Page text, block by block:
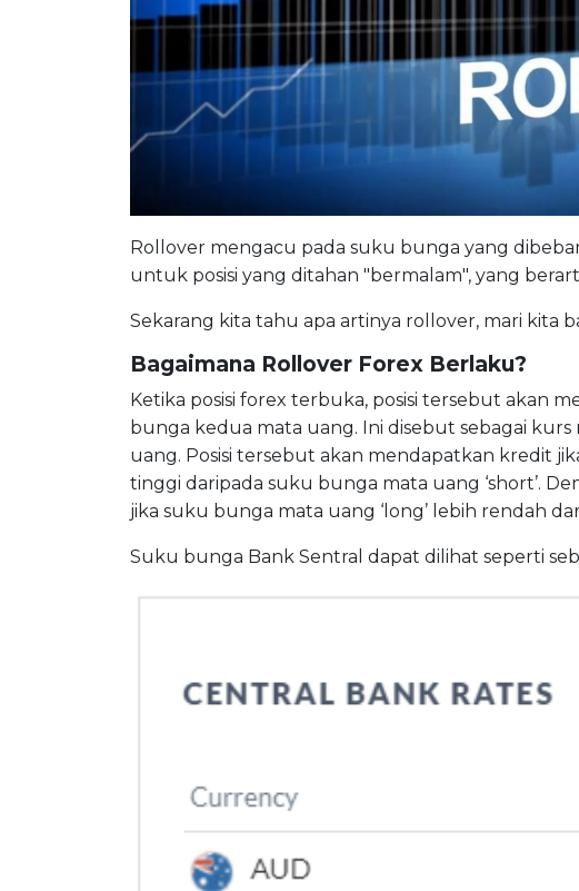
Rollover mengacu pada suku bunga yang
untuk posisi yang ditahan "bermalam", yang
Sekarang kita tahu apa artinya rollover, mari kita
Bagaimana Rollover Forex Berlaku?
Ketika posisi forex terbuka, posisi tersebut akan
bunga kedua mata uang. Ini disebut sebagai
uang. Posisi tersebut akan mendapatkan kredit
tinggi daripada suku bunga mata uang ‘short’.
jika suku bunga mata uang ‘long’ lebih rendah
Suku bunga Bank Sentral dapat dilihat seperti